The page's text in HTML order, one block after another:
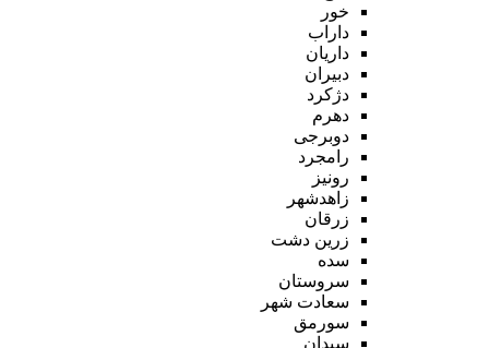
خور
داراب
داریان
دبیران
دژکرد
دهرم
دوبرجی
رامجرد
رونیز
زاهدشهر
زرقان
زرین دشت
سده
سروستان
سعادت شهر
سورمق
سیدان